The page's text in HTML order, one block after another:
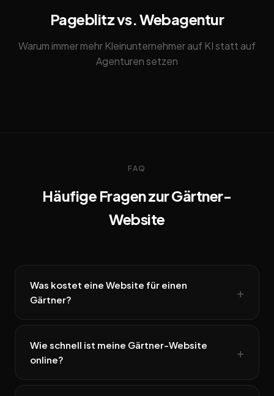
Pageblitz vs. Webagentur
Warum immer mehr Kleinunternehmer auf KI statt auf
Agenturen setzen
FAQ
Häufige Fragen zur Gärtner-
Website
Was kostet eine Website für einen
Gärtner?
Wie schnell ist meine Gärtner-Website
online?